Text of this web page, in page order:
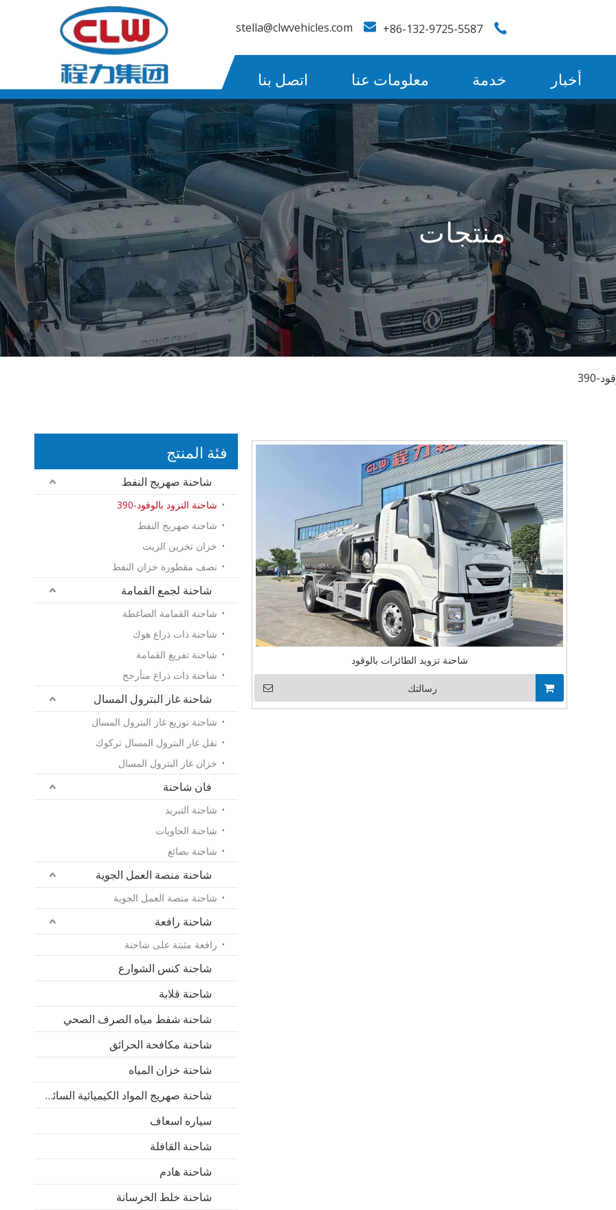
stella@clwvehicles.com
اتصل بنا معلومات عنا خدمة أخبار
منتجات
390
فئة المنتج
شاحنة صهريج النفط
شاحنة التزود بالوقود-390
شاحنة صهريج النفط
خزان تخزين الزيت
نصف مقطورة خزان النفط
شاحنة لجمع القمامة
شاحنة القمامة الضاغطة
شاحنة ذات ذراع هوك
شاحنة تفريغ القمامة
شاحنة ذات ذراع متأرجح
شاحنة غاز البترول المسال
شاحنة توزيع غاز البترول المسال
نقل غاز البترول المسال تركوك
خزان غاز البترول المسال
فان شاحنة
شاحنة التبريد
شاحنة الحاويات
شاحنة بضائع
شاحنة منصة العمل الجوية
شاحنة منصة العمل الجوية
شاحنة رافعة
رافعة مثبتة على شاحنة
شاحنة كنس الشوارع
شاحنة قلابة
شاحنة شفط مياه الصرف الصحي
شاحنة مكافحة الحرائق
شاحنة خزان المياه
شاحنة صهريج المواد الكيميائية السائلة
سياره اسعاف
شاحنة القافلة
شاحنة هادم
شاحنة خلط الخرسانة
شاحنة تزويد الطائرات بالوقود
رسالتك